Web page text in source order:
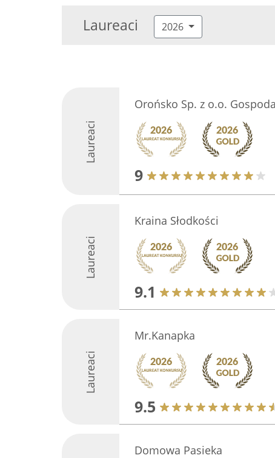
Laureaci 2026
Laureaci
Orońsko Sp. z o.o.
9
Laureaci
Kraina Słodkości
9.1
Laureaci
Mr.Kanapka
9.5
Domowa Pasieka